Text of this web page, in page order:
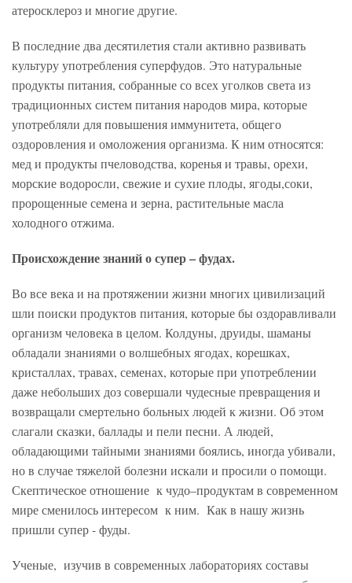
атеросклероз и многие другие.
В последние два десятилетия стали активно развивать
культуру употребления суперфудов. Это натуральные
продукты питания, собранные со всех уголков света из
традиционных систем питания народов мира, которые
употребляли для повышения иммунитета, общего
оздоровления и омоложения организма. К ним относятся:
мед и продукты пчеловодства, коренья и травы, орехи,
морские водоросли, свежие и сухие плоды, ягоды,соки,
пророщенные семена и зерна, растительные масла
холодного отжима.
Происхождение знаний о супер – фудах.
Во все века и на протяжении жизни многих цивилизаций
шли поиски продуктов питания, которые бы оздоравливали
организм человека в целом. Колдуны, друиды, шаманы
обладали знаниями о волшебных ягодах, корешках,
кристаллах, травах, семенах, которые при употреблении
даже небольших доз совершали чудесные превращения и
возвращали смертельно больных людей к жизни. Об этом
слагали сказки, баллады и пели песни. А людей,
обладающими тайными знаниями боялись, иногда убивали,
но в случае тяжелой болезни искали и просили о помощи.
Скептическое отношение к чудо–продуктам в современном
мире сменилось интересом к ним. Как в нашу жизнь
пришли супер - фуды.
Ученые, изучив в современных лабораториях составы